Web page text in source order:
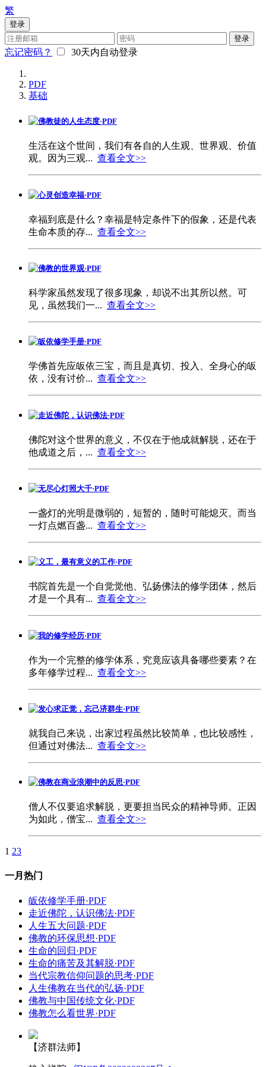
繁
登录
登录
忘记密码？ 30天内自动登录
PDF
基础
佛教徒的人生态度·PDF
生活在这个世间，我们有各自的人生观、世界观、价值
观。因为三观... 查看全文>>
心灵创造幸福·PDF
幸福到底是什么？幸福是特定条件下的假象，还是代表
生命本质的存... 查看全文>>
佛教的世界观·PDF
科学家虽然发现了很多现象，却说不出其所以然。可
见，虽然我们一... 查看全文>>
皈依修学手册·PDF
学佛首先应皈依三宝，而且是真切、投入、全身心的皈
依，没有讨价... 查看全文>>
走近佛陀，认识佛法·PDF
佛陀对这个世界的意义，不仅在于他成就解脱，还在于
他成道之后，... 查看全文>>
无尽心灯照大千·PDF
一盏灯的光明是微弱的，短暂的，随时可能熄灭。而当
一灯点燃百盏... 查看全文>>
义工，最有意义的工作·PDF
书院首先是一个自觉觉他、弘扬佛法的修学团体，然后
才是一个具有... 查看全文>>
我的修学经历·PDF
作为一个完整的修学体系，究竟应该具备哪些要素？在
多年修学过程... 查看全文>>
发心求正觉，忘己济群生·PDF
就我自己来说，出家过程虽然比较简单，也比较感性，
但通过对佛法... 查看全文>>
佛教在商业浪潮中的反思·PDF
僧人不仅要追求解脱，更要担当民众的精神导师。正因
为如此，僧宝... 查看全文>>
1 23
一月热门
皈依修学手册·PDF
走近佛陀，认识佛法·PDF
人生五大问题·PDF
佛教的环保思想·PDF
生命的回归·PDF
生命的痛苦及其解脱·PDF
当代宗教信仰问题的思考·PDF
人生佛教在当代的弘扬·PDF
佛教与中国传统文化·PDF
佛教怎么看世界·PDF
【济群法师】